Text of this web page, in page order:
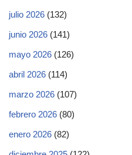
julio 2026 (132)
junio 2026 (141)
mayo 2026 (126)
abril 2026 (114)
marzo 2026 (107)
febrero 2026 (80)
enero 2026 (82)